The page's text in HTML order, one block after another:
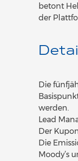
betont
der
Die
werden.
Lead
Der
Die
Moody’s